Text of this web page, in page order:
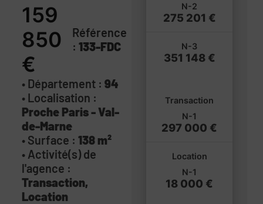
159
850
€
Référence
:133-FDC
• Département : 94
• Localisation :
Proche Paris - Val-
de-Marne
• Surface : 138 m²
• Activité(s) de
l'agence :
Transaction,
Location
N-2
275 201 €
N-3
351 148 €
Transaction
N-1
297 000 €
Location
N-1
18 000 €